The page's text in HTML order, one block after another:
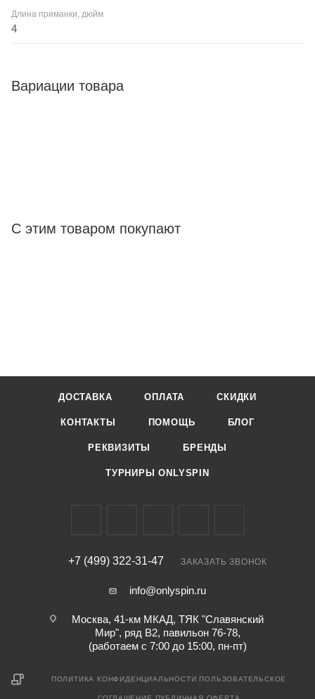
Длина приманки, дюйм
4
Вариации товара
С этим товаром покупают
ДОСТАВКА ОПЛАТА СКИДКИ
КОНТАКТЫ ПОМОЩЬ БЛОГ
РЕКВИЗИТЫ БРЕНДЫ
ТУРНИРЫ ONLYSPIN
+7 (499) 322-31-47 ЗАКАЗАТЬ ЗВОНОК
info@onlyspin.ru
Москва, 41-км МКАД, ТЯК "Славянский
Мир", ряд В2, павильон 76-78,
(работаем с 7:00 до 15:00, пн-пт)
ПОЛИТИКА КОНФИДЕНЦИАЛЬНОСТИ ПОЛЬЗОВАТЕЛЬСКОЕ